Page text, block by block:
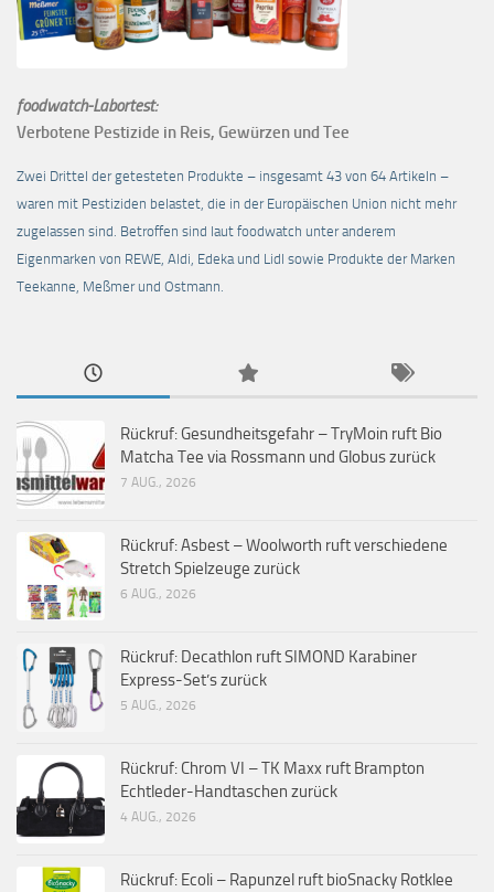
foodwatch-Labortest:
Verbotene Pestizide in Reis, Gewürzen und Tee
Zwei Drittel der getesteten Produkte – insgesamt 43 von 64 Artikeln –
waren mit Pestiziden belastet, die in der Europäischen Union nicht mehr
zugelassen sind. Betroffen sind laut foodwatch unter anderem
Eigenmarken von REWE, Aldi, Edeka und Lidl sowie Produkte der Marken
Teekanne, Meßmer und Ostmann.
Rückruf: Gesundheitsgefahr – TryMoin ruft Bio
Matcha Tee via Rossmann und Globus zurück
7 AUG., 2026
Rückruf: Asbest – Woolworth ruft verschiedene
Stretch Spielzeuge zurück
6 AUG., 2026
Rückruf: Decathlon ruft SIMOND Karabiner
Express-Set’s zurück
5 AUG., 2026
Rückruf: Chrom VI – TK Maxx ruft Brampton
Echtleder-Handtaschen zurück
4 AUG., 2026
Rückruf: Ecoli – Rapunzel ruft bioSnacky Rotklee